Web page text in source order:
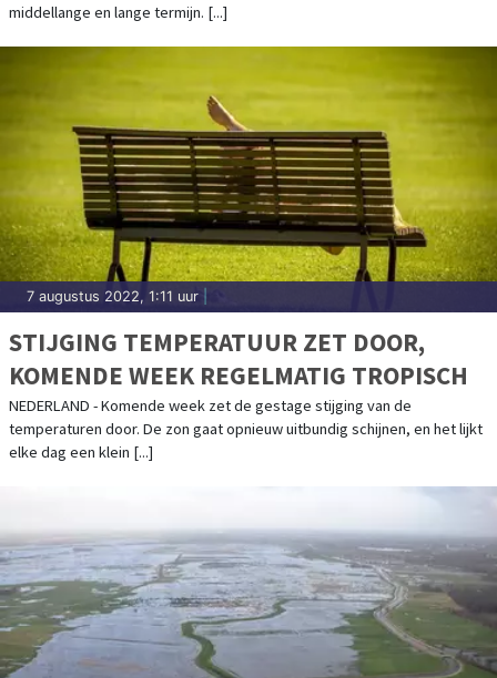
middellange en lange termijn. [...]
7 augustus 2022, 1:11 uur
STIJGING TEMPERATUUR ZET DOOR,
KOMENDE WEEK REGELMATIG TROPISCH
NEDERLAND - Komende week zet de gestage stijging van de
temperaturen door. De zon gaat opnieuw uitbundig schijnen, en het lijkt
elke dag een klein [...]